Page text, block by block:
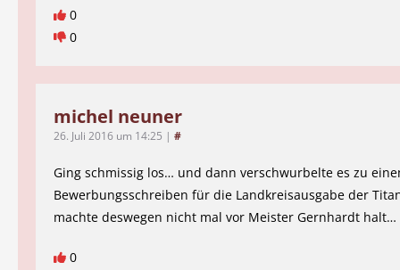
0
0
michel neuner
26. Juli 2016 um 14:25 | #
Ging schmissig los… und dann verschwurbelte es zu
Bewerbungsschreiben für die Landkreisausgabe der
machte deswegen nicht mal vor Meister Gernhardt halt…
0